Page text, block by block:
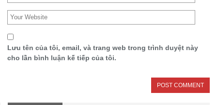
Lưu tên của tôi, email, và trang web trong trình duyệt này
cho lần bình luận kế tiếp của tôi.